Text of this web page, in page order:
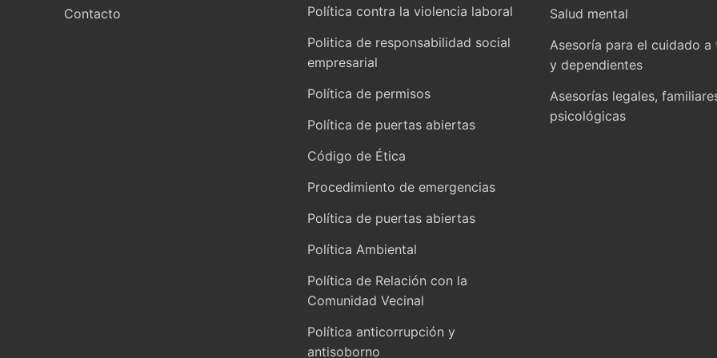
Contacto
Política contra la violencia laboral
Politica de responsabilidad social
empresarial
Política de permisos
Política de puertas abiertas
Código de Ética
Procedimiento de emergencias
Política de puertas abiertas
Política Ambiental
Política de Relación con la
Comunidad Vecinal
Política anticorrupción y
antisoborno
Salud mental
Asesoría para el cuidado a
y dependientes
Asesorías legales,
psicológicas